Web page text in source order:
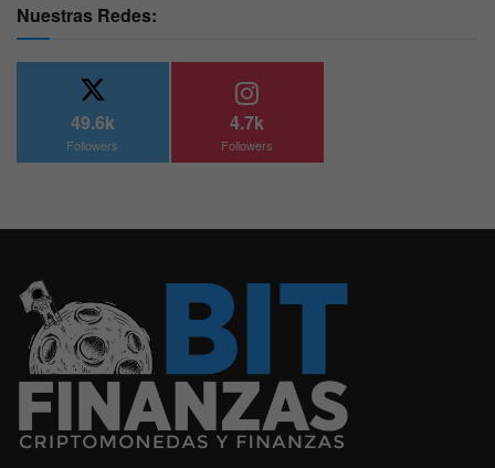
Nuestras Redes:
49.6k
Followers
4.7k
Followers